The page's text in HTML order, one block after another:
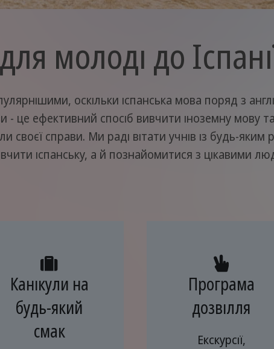
молоді до
оскільки іспанська мова поряд з
- це ефективний спосіб вивчити іноземну мову
своєї справи. Ми раді вітати учнів із будь-яким
іспанську, а й познайомитися з цікавими
Канікули на
будь-який
смак
Програма
дозвілля
Екскурсії,